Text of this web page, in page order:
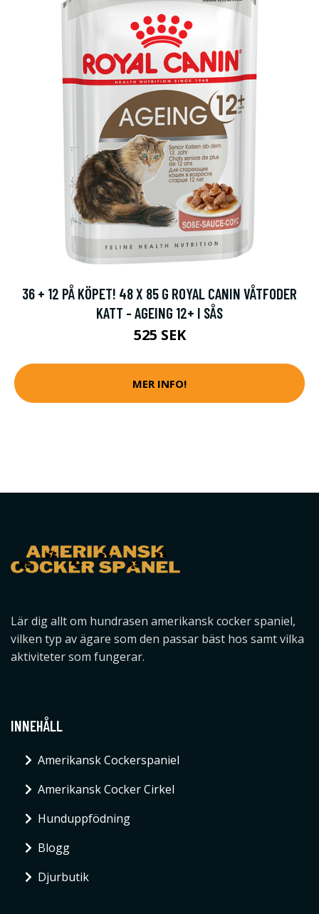
36 + 12 PÅ KÖPET! 48 X 85 G ROYAL CANIN VÅTFODER
KATT - AGEING 12+ I SÅS
525 SEK
MER INFO!
Lär dig allt om hundrasen amerikansk cocker spaniel,
vilken typ av ägare som den passar bäst hos samt vilka
aktiviteter som fungerar.
INNEHÅLL
Amerikansk Cockerspaniel
Amerikansk Cocker Cirkel
Hunduppfödning
Blogg
Djurbutik